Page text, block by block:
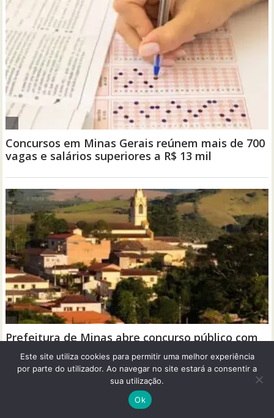
Este site utiliza cookies para permitir uma melhor experiência
por parte do utilizador. Ao navegar no site estará a consentir a
sua utilização.
Ok